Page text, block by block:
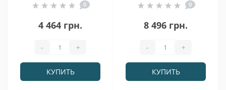
(1200x900x750)
0
4 464 грн.
- +
КУПИТЬ
Аппалачи Гамма
0
8 496 грн.
- +
КУПИТЬ